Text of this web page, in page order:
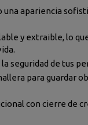
apariencia
y extraible, lo
seguridad de tus
para guardar
con cierre de